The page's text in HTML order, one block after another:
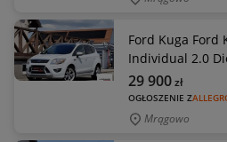
Ford Kuga Ford
Individual 2.0
OGŁOSZENIE Z
29 900zł
Mrągowo